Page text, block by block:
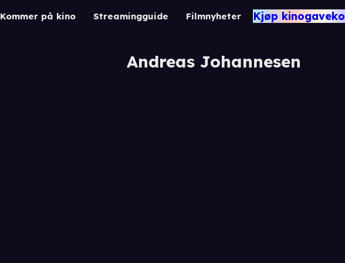
Kommer på kino Streamingguide Filmnyheter Kjøp
Andreas Johannesen